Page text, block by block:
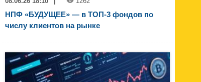
НПФ «БУДУЩЕЕ» — в ТОП-3 фондов по
числу клиентов на рынке